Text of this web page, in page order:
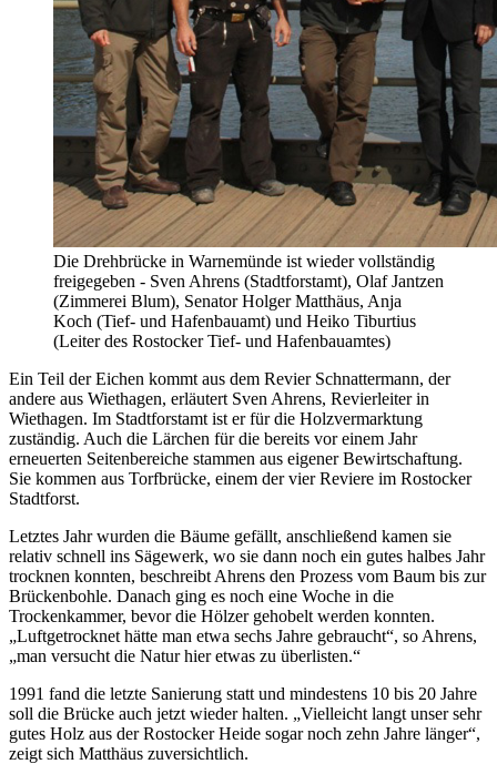
Die Drehbrücke in Warnemünde ist wieder vollständig
freigegeben - Sven Ahrens (Stadtforstamt), Olaf Jantzen
(Zimmerei Blum), Senator Holger Matthäus, Anja
Koch (Tief- und Hafenbauamt) und Heiko Tiburtius
(Leiter des Rostocker Tief- und Hafenbauamtes)
Ein Teil der Eichen kommt aus dem Revier Schnattermann, der
andere aus Wiethagen, erläutert Sven Ahrens, Revierleiter in
Wiethagen. Im Stadtforstamt ist er für die Holzvermarktung
zuständig. Auch die Lärchen für die bereits vor einem Jahr
erneuerten Seitenbereiche stammen aus eigener Bewirtschaftung.
Sie kommen aus Torfbrücke, einem der vier Reviere im Rostocker
Stadtforst.
Letztes Jahr wurden die Bäume gefällt, anschließend kamen sie
relativ schnell ins Sägewerk, wo sie dann noch ein gutes halbes Jahr
trocknen konnten, beschreibt Ahrens den Prozess vom Baum bis zur
Brückenbohle. Danach ging es noch eine Woche in die
Trockenkammer, bevor die Hölzer gehobelt werden konnten.
„Luftgetrocknet hätte man etwa sechs Jahre gebraucht“, so Ahrens,
„man versucht die Natur hier etwas zu überlisten.“
1991 fand die letzte Sanierung statt und mindestens 10 bis 20 Jahre
soll die Brücke auch jetzt wieder halten. „Vielleicht langt unser sehr
gutes Holz aus der Rostocker Heide sogar noch zehn Jahre länger“,
zeigt sich Matthäus zuversichtlich.